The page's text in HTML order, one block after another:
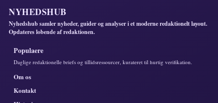
NYHEDSHUB
Nyhedshub samler nyheder, guider og analyser i et moderne redaktionelt layout.
Opdateres lobende af redaktionen.
Populaere
Daglige redaktionelle briefs og tillidsressourcer, kurateret til hurtig verifikation.
Om os
Kontakt